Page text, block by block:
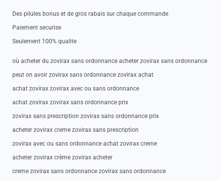
Des pilules bonus et de gros rabais sur chaque commande
Paiement securise
Seulement 100% qualite
où acheter du zovirax sans ordonnance acheter zovirax sans ordonnance
peut on avoir zovirax sans ordonnance zovirax achat
achat zovirax zovirax avec ou sans ordonnance
achat zovirax zovirax sans ordonnance prix
zovirax sans prescription zovirax sans ordonnance prix
acheter zovirax creme zovirax sans prescription
zovirax avec ou sans ordonnance achat zovirax creme
acheter zovirax crème zovirax acheter
creme zovirax sans ordonnance zovirax sans ordonnance